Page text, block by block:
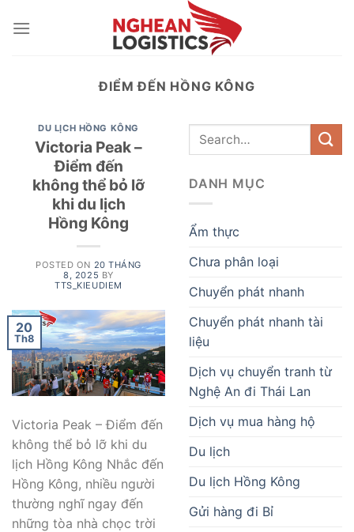
ĐIỂM ĐẾN HỒNG KÔNG
DU LỊCH HỒNG KÔNG
Victoria Peak –
Điểm đến
không thể bỏ lỡ
khi du lịch
Hồng Kông
POSTED ON 20 THÁNG
8, 2025 BY
TTS_KIEUDIEM
20
Th8
Victoria Peak – Điểm đến
không thể bỏ lỡ khi du
lịch Hồng Kông Nhắc đến
Hồng Kông, nhiều người
thường nghĩ ngay đến
những tòa nhà chọc trời
DANH MỤC
Ẩm thực
Chưa phân loại
Chuyển phát nhanh
Chuyển phát nhanh tài
liệu
Dịch vụ chuyển tranh từ
Nghệ An đi Thái Lan
Dịch vụ mua hàng hộ
Du lịch
Du lịch Hồng Kông
Gửi hàng đi Bỉ